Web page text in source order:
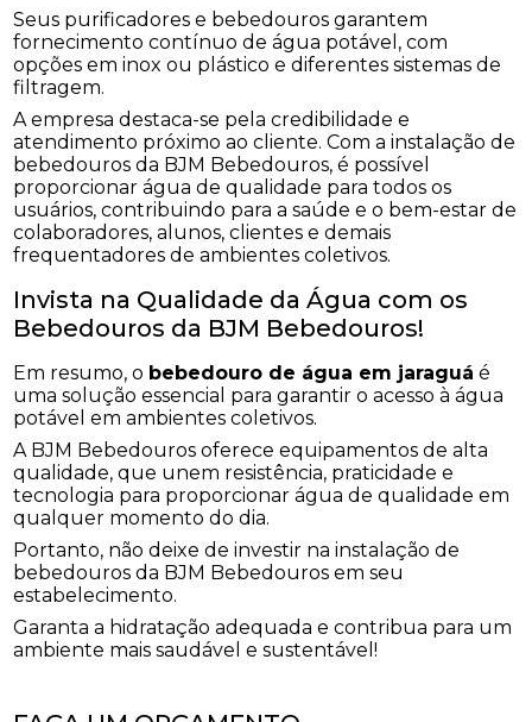
Seus purificadores e bebedouros garantem
fornecimento contínuo de água potável, com
opções em inox ou plástico e diferentes sistemas de
filtragem.
A empresa destaca-se pela credibilidade e
atendimento próximo ao cliente. Com a instalação de
bebedouros da BJM Bebedouros, é possível
proporcionar água de qualidade para todos os
usuários, contribuindo para a saúde e o bem-estar de
colaboradores, alunos, clientes e demais
frequentadores de ambientes coletivos.
Invista na Qualidade da Água com os
Bebedouros da BJM Bebedouros!
Em resumo, o bebedouro de água em jaraguá é
uma solução essencial para garantir o acesso à água
potável em ambientes coletivos.
A BJM Bebedouros oferece equipamentos de alta
qualidade, que unem resistência, praticidade e
tecnologia para proporcionar água de qualidade em
qualquer momento do dia.
Portanto, não deixe de investir na instalação de
bebedouros da BJM Bebedouros em seu
estabelecimento.
Garanta a hidratação adequada e contribua para um
ambiente mais saudável e sustentável!